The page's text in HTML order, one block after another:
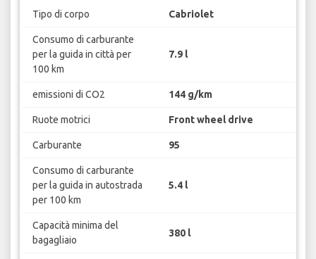
Tipo di corpo Cabriolet
Consumo di carburante
per la guida in città per
100 km
7.9 l
emissioni di CO2 144 g/km
Ruote motrici Front wheel drive
Carburante 95
Consumo di carburante
per la guida in autostrada
per 100 km
5.4 l
Capacità minima del
bagagliaio
380 l